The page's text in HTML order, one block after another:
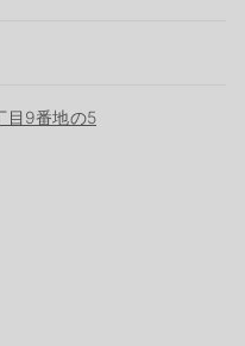
目9番地の5